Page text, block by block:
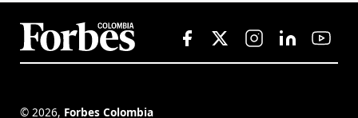
© 2026, Forbes Colombia